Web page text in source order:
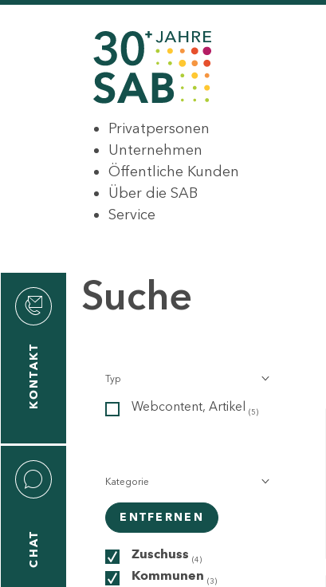
Privatpersonen
Unternehmen
Öffentliche Kunden
Über die SAB
Service
KONTAKT
CHAT
Suche
Typ
Webcontent, Artikel (5)
Kategorie
ENTFERNEN
Zuschuss (4)
Kommunen (3)